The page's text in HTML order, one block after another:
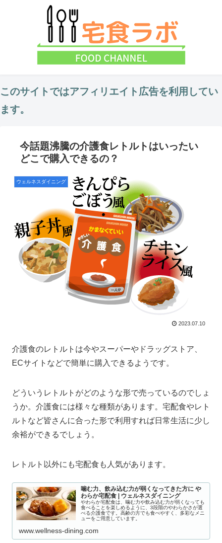
このサイトではアフィリエイト広告を利用してい
ます。
今話題沸騰の介護食レトルトはいったい
どこで購入できるの？
ウェルネスダイニング
2023.07.10
介護食のレトルトは今やスーパーやドラッグストア、
ECサイトなどで簡単に購入できるようです。
どういうレトルトがどのような形で売っているのでしょ
うか。介護食には様々な種類があります。宅配食やレト
ルトなど皆さんに合った形で利用すれば日常生活に少し
余裕ができるでしょう。
レトルト以外にも宅配食も人気があります。
噛む力、飲み込む力が弱くなってきた方に や
わらか宅配食 | ウェルネスダイニング
やわらか宅配食は、噛む力や飲み込む力が弱くなっても
食べることを楽しめるように、3段階のやわらかさが選
べる介護食です。高齢の方でも食べやすく、多彩なメニ
ューをご用意しています。
www.wellness-dining.com